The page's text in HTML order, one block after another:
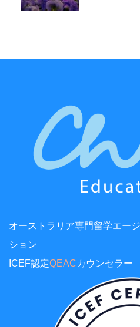
オーストラリア専門留学エー
ション
ICEF認定QEACカウンセラ